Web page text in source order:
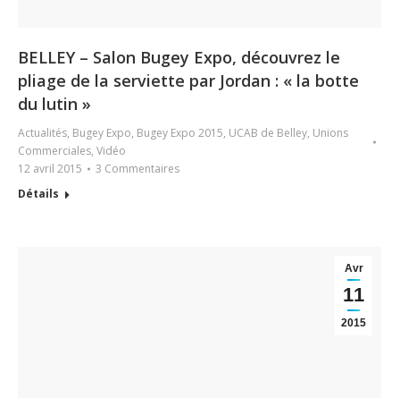
BELLEY – Salon Bugey Expo, découvrez le
pliage de la serviette par Jordan : « la botte
du lutin »
Actualités, Bugey Expo, Bugey Expo 2015, UCAB de Belley, Unions
Commerciales, Vidéo
12 avril 2015
3 Commentaires
Détails
Avr
11
2015